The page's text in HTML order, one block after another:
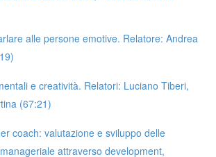
alle persone emotive. Relatore: Andrea
e creatività. Relatori: Luciano Tiberi,
(67:21)
coach: valutazione e sviluppo delle
attraverso development,